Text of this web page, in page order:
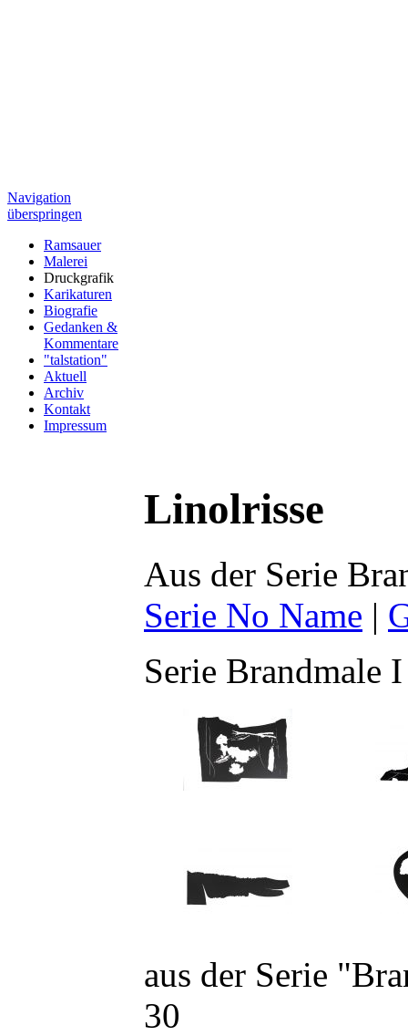
Navigation
überspringen
Ramsauer
Malerei
Druckgrafik
Karikaturen
Biografie
Gedanken &
Kommentare
"talstation"
Aktuell
Archiv
Kontakt
Impressum
Linolrisse
Aus der Serie
Serie No Name |
Serie Brandmale I
aus der Serie
30